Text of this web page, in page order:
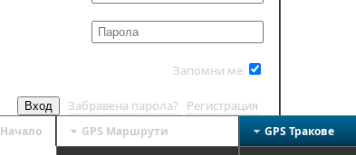
Запомни ме
Вход Забравена парола? Регистрация
Начало GPS Mаршрути GPS Тракове